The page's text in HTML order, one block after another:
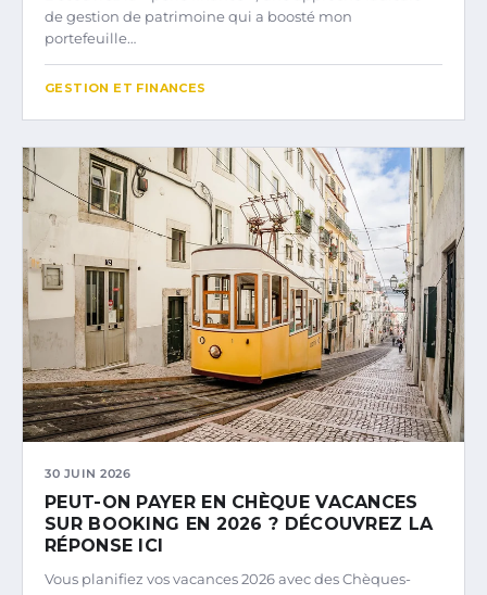
de gestion de patrimoine qui a boosté mon
portefeuille…
GESTION ET FINANCES
30 JUIN 2026
PEUT-ON PAYER EN CHÈQUE VACANCES
SUR BOOKING EN 2026 ? DÉCOUVREZ LA
RÉPONSE ICI
Vous planifiez vos vacances 2026 avec des Chèques-